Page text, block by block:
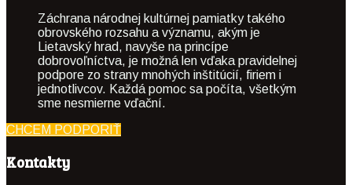
Záchrana národnej kultúrnej pamiatky takého
obrovského rozsahu a významu, akým je
Lietavský hrad, navyše na princípe
dobrovoľníctva, je možná len vďaka pravidelnej
podpore zo strany mnohých inštitúcií, firiem i
jednotlivcov. Každá pomoc sa počíta, všetkým
sme nesmierne vďační.
CHCEM PODPORIŤ
Kontakty